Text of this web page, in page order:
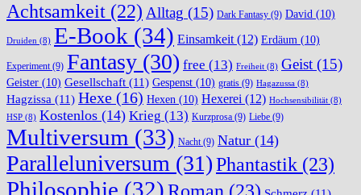
Achtsamkeit (22) Alltag (15) Dark Fantasy (9) David (10)
Druiden (8) E-Book (34) Einsamkeit (12) Erdäum (10)
Experiment(9) Fantasy (30) free (13) Freiheit (8) Geist (15)
Geister (10) Gesellschaft (11) Gespenst (10) gratis (9) Hagazussa (8)
Hagzissa (11) Hexe (16) Hexen (10) Hexerei (12) Hochsensibilität (8)
HSP (8) Kostenlos (14) Krieg (13) Kurzprosa (9) Liebe (9)
Multiversum (33) Nacht(9) Natur (14)
Paralleluniversum (31)Phantastik (23)
Philosophie (32)